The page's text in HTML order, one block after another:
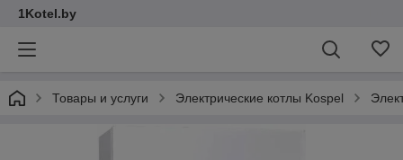
1Kotel.by
Товары и услуги Электрические котлы Kospel